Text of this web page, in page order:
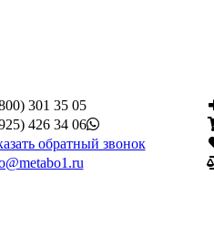
301 35 05
426 34 06
обратный звонок